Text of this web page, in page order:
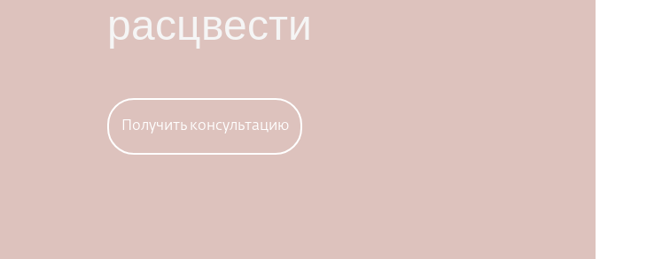
расцвести
Получить консультацию